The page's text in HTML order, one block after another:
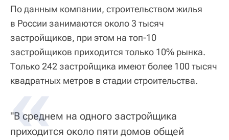
По данным компании, строительством жилья
в России занимаются около 3 тысяч
застройщиков, при этом на топ-10
застройщиков приходится только 10% рынка.
Только 242 застройщика имеют более 100 тысяч
квадратных метров в стадии строительства.
"В среднем на одного застройщика
приходится около пяти домов общей